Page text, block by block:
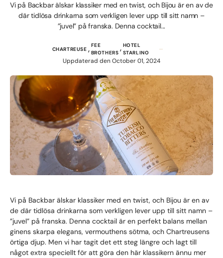
Vi på Backbar älskar klassiker med en twist, och Bijou är en av de
där tidlösa drinkarna som verkligen lever upp till sitt namn –
”juvel” på franska. Denna cocktail...
CHARTREUSE
FEE
BROTHERS
HOTEL
STARLINO
Uppdaterad denOctober 01, 2024
Vi på Backbar älskar klassiker med en twist, och Bijou är en av
de där tidlösa drinkarna som verkligen lever upp till sitt namn –
”juvel” på franska. Denna cocktail är en perfekt balans mellan
ginens skarpa elegans, vermouthens sötma, och Chartreusens
örtiga djup. Men vi har tagit det ett steg längre och lagt till
något extra speciellt för att göra den här klassikern ännu mer